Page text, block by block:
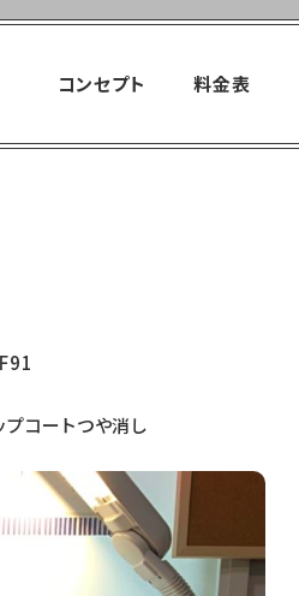
コンセプト
料金表
プコートつや消し